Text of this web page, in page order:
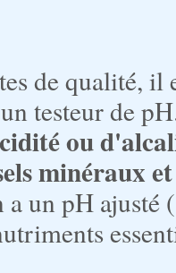
de qualité,
testeur de
ou
minéraux
un pH ajusté